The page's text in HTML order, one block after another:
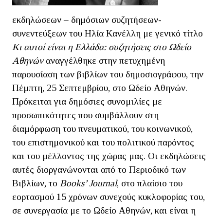
εκδηλώσεων – δημόσιων συζητήσεων-
συνεντεύξεων του Ηλία Κανέλλη με γενικό τίτλο
Kι αυτοί είναι η Ελλάδα: συζητήσεις στο Ωδείο
Αθηνώναναγγέλθηκε στην πετυχημένη
παρουσίαση των βιβλίων του δημοσιογράφου, την
Πέμπτη, 25 Σεπτεμβρίου, στο Ωδείο Αθηνών.
Πρόκειται για δημόσιες συνομιλίες με
προσωπικότητες που συμβάλλουν στη
διαμόρφωση του πνευματικού, του κοινωνικού,
του επιστημονικού και του πολιτικού παρόντος
και του μέλλοντος της χώρας μας. Οι εκδηλώσεις
αυτές διοργανώνονται από το Περιοδικό των
Βιβλίων, το Books’Journal, στο πλαίσιο του
εορτασμού 15 χρόνων συνεχούς κυκλοφορίας του,
σε συνεργασία με το Ωδείο Αθηνών, και είναι η